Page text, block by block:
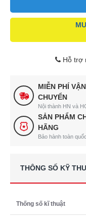
Hỗ trợ
MIỄN PHÍ VẬN
CHUYỂN
Nội thành HN và
SẢN PHẨM
HÃNG
Bảo hành toàn quốc
THÔNG SỐ KỸ
Thống số kĩ thuật